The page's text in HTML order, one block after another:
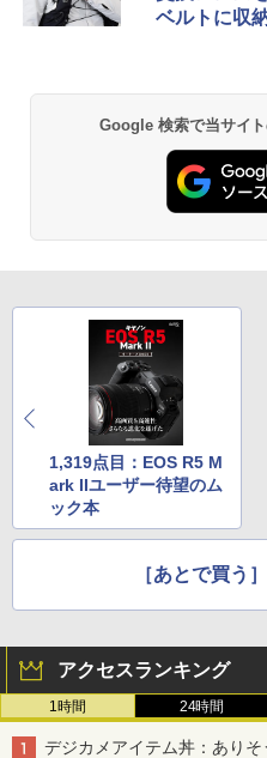
ベルトに収
Google 検索で当サイ
1,319点目：EOS R5 M
ark IIユーザー待望のム
ック本
［あとで買う
アクセスランキング
1時間 24時間
デジカメアイテム丼：ありそ